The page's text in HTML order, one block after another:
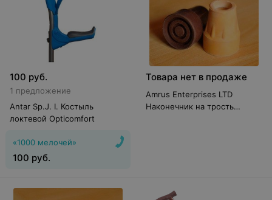
100 руб.
1 предложение
Antar Sp.J. I. Костыль
локтевой Opticomfort
«1000 мелочей»
100 руб.
Товара нет в продаже
Amrus Enterprises LTD
Наконечник на трость